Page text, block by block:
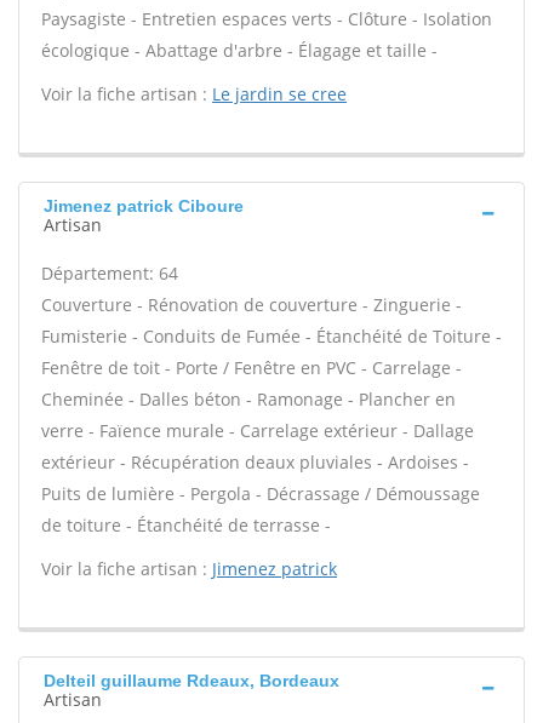
Paysagiste - Entretien espaces verts - Clôture - Isolation
écologique - Abattage d'arbre - Élagage et taille -
Voir la fiche artisan : Le jardin se cree
Jimenez patrick Ciboure
Artisan
Département: 64
Couverture - Rénovation de couverture - Zinguerie -
Fumisterie - Conduits de Fumée - Étanchéité de Toiture -
Fenêtre de toit - Porte / Fenêtre en PVC - Carrelage -
Cheminée - Dalles béton - Ramonage - Plancher en
verre - Faïence murale - Carrelage extérieur - Dallage
extérieur - Récupération deaux pluviales - Ardoises -
Puits de lumière - Pergola - Décrassage / Démoussage
de toiture - Étanchéité de terrasse -
Voir la fiche artisan : Jimenez patrick
Delteil guillaume Rdeaux, Bordeaux
Artisan